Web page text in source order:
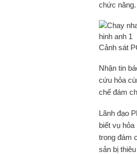
chức năng.
Cảnh sát
Nhận tin
cứu hỏa
chế đám
Lãnh đạo
biết vụ
trong đám
sản bị